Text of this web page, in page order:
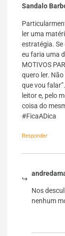
Sandalo
ler uma
estratégia. Se
eu faria uma
MOTIVOS
quero ler.
que vou
leitor e, pelo
coisa do
#FicaADica
Responder
Nos
nenhum